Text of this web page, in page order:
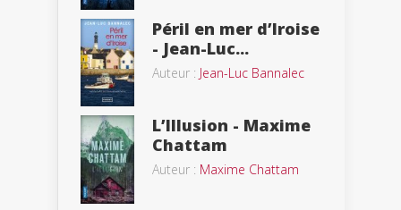
Péril en mer d’Iroise
- Jean-Luc...
Auteur : Jean-Luc Bannalec
L’Illusion - Maxime
Chattam
Auteur : Maxime Chattam